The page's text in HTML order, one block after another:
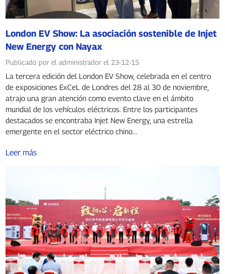
London EV Show: La asociación sostenible de Injet
New Energy con Nayax
Publicado por el administrador el 23-12-15
La tercera edición del London EV Show, celebrada en el centro
de exposiciones ExCeL de Londres del 28 al 30 de noviembre,
atrajo una gran atención como evento clave en el ámbito
mundial de los vehículos eléctricos. Entre los participantes
destacados se encontraba Injet New Energy, una estrella
emergente en el sector eléctrico chino...
Leer más